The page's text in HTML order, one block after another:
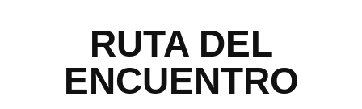
RUTA DEL
ENCUENTRO